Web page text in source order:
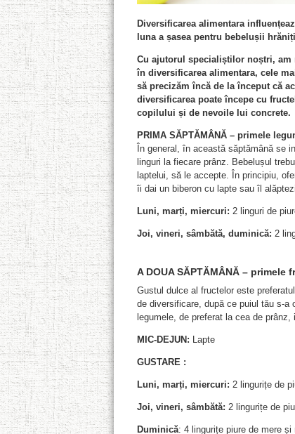
Diversificarea alimentara
luna a șasea pentru bebelușii
Cu ajutorul specialiștilor noștri, am
în diversificarea alimentara, cele
să precizăm încă de la început că
diversificarea poate începe cu
copilului și de nevoile lui concrete.
PRIMA SĂPTĂMÂNĂ – primele
În general, în această săptămână se
linguri la fiecare prânz. Bebelușul
laptelui, să le accepte. În principiu,
îi dai un biberon cu lapte sau îl
Luni, marți, miercuri: 2 linguri de
Joi, vineri, sâmbătă, duminică: 2
A DOUA SĂPTĂMÂNĂ – primele
Gustul dulce al fructelor este
de diversificare, după ce puiul tău s-
legumele, de preferat la cea de
MIC-DEJUN: Lapte
GUSTARE :
Luni, marți, miercuri: 2 lingurițe de
Joi, vineri, sâmbătă: 2 lingurițe de
Duminică: 4 lingurițe piure de mere